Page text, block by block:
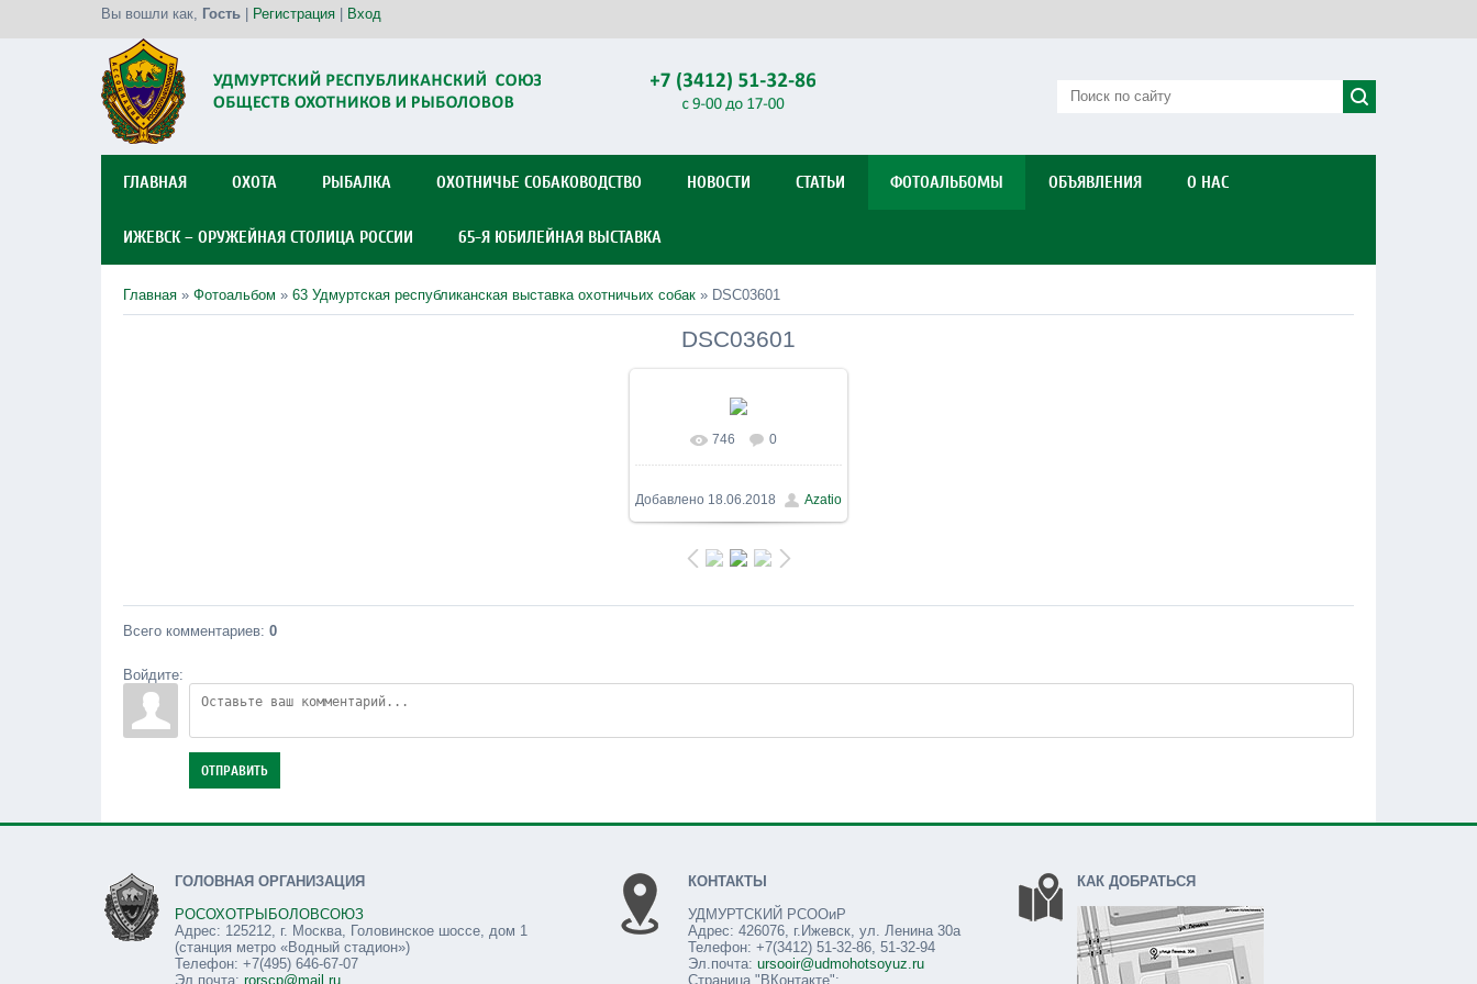
Вы вошли как, Гость Регистрация Вход
ГЛАВНАЯ ОХОТА РЫБАЛКА ОХОТНИЧЬЕ СОБАКОВОДСТВО НОВОСТИ СТАТЬИ ФОТОАЛЬБОМЫ ОБЪЯВЛЕНИЯ О НАС
ИЖЕВСК – ОРУЖЕЙНАЯ СТОЛИЦА РОССИИ 65-Я ЮБИЛЕЙНАЯ ВЫСТАВКА
Главная » Фотоальбом » 63 Удмуртская республиканская выставка охотничьих собак » DSC03601
DSC03601
В реальном размере
800x600/ 82.9Kb
746 0
Добавлено 18.06.2018 Azatio
Всего комментариев: 0
Войдите:
ОТПРАВИТЬ
ГОЛОВНАЯ ОРГАНИЗАЦИЯ
РОСОХОТРЫБОЛОВСОЮЗ
Адрес: 125212, г. Москва, Головинское шоссе, дом 1
(станция метро «Водный стадион»)
Телефон: +7(495) 646-67-07
Эл.почта: rorscp@mail.ru
КОНТАКТЫ
УДМУРТСКИЙ РСООиР
Адрес: 426076, г.Ижевск, ул. Ленина 30а
Телефон: +7(3412) 51-32-86, 51-32-94
Эл.почта: ursooir@udmohotsoyuz.ru
Страница "ВКонтакте":
КАК ДОБРАТЬСЯ